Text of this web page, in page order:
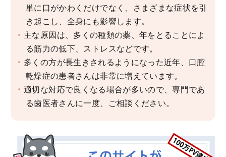
単に口がかわくだけでなく、さまざまな症状を引
き起こし、全身にも影響します。
主な原因は、多くの種類の薬、年をとることによ
る筋力の低下、ストレスなどです。
多くの方が長生きされるようになった近年、口腔
乾燥症の患者さんは非常に増えています。
適切な対応で良くなる場合が多いので、専門であ
る歯医者さんに一度、ご相談ください。